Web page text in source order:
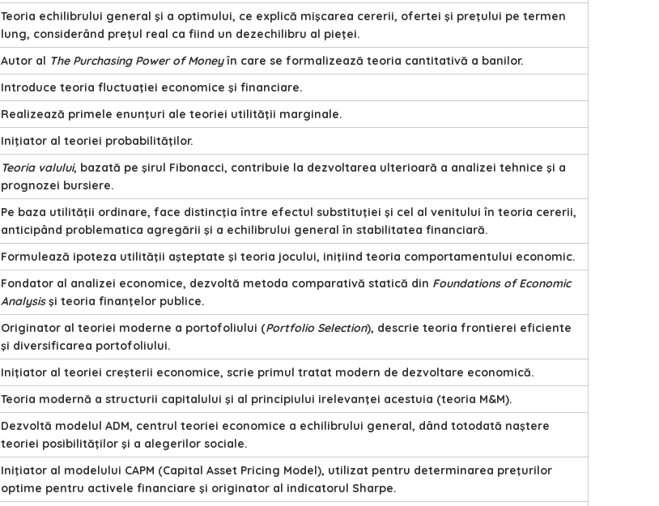
Teoria echilibrului general şi a optimului, ce explică mişcarea cererii, ofertei şi preţului pe termen
lung, considerând preţul real ca fiind un dezechilibru al pieţei.
Autor al The Purchasing Power of Moneyîn care se formalizează teoria cantitativă a banilor.
Introduce teoria fluctuaţiei economice şi financiare.
Realizează primele enunţuri ale teoriei utilităţii marginale.
Iniţiator al teoriei probabilităţilor.
Teoria valului, bazată pe şirul Fibonacci, contribuie la dezvoltarea ulterioară a analizei tehnice şi a
prognozei bursiere.
Pe baza utilităţii ordinare, face distincţia între efectul substituţiei şi cel al venitului în teoria cererii,
anticipând problematica agregării şi a echilibrului general în stabilitatea financiară.
Formulează ipoteza utilităţii aşteptate şi teoria jocului, iniţiind teoria comportamentului economic.
Fondator al analizei economice, dezvoltă metoda comparativă statică din Foundations of Economic
Analysisşi teoria finanţelor publice.
Originator al teoriei moderne a portofoliului (Portfolio Selection), descrie teoria frontierei eficiente
şi diversificarea portofoliului.
Iniţiator al teoriei creşterii economice, scrie primul tratat modern de dezvoltare economică.
Teoria modernă a structurii capitalului şi al principiului irelevanţei acestuia (teoria M&M).
Dezvoltă modelul ADM, centrul teoriei economice a echilibrului general, dând totodată naştere
teoriei posibilităţilor şi a alegerilor sociale.
Iniţiator al modelului CAPM (Capital Asset Pricing Model), utilizat pentru determinarea preţurilor
optime pentru activele financiare şi originator al indicatorul Sharpe.